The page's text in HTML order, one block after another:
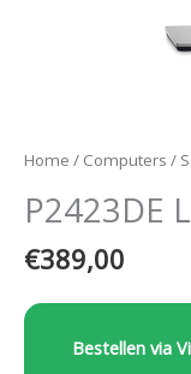
Home / Computers /
P2423DE
€389,00
Bestellen via